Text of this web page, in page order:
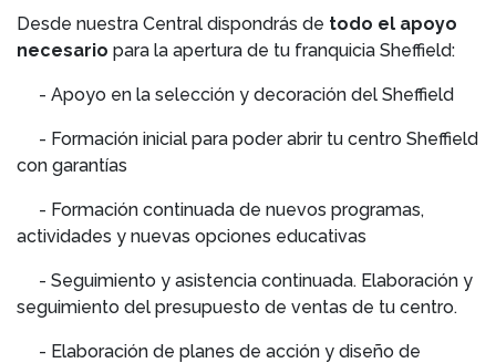
Desde nuestra Central dispondrás de todo el apoyo
necesario para la apertura de tu franquicia Sheffield:
- Apoyo en la selección y decoración del Sheffield
- Formación inicial para poder abrir tu centro Sheffield
con garantías
- Formación continuada de nuevos programas,
actividades y nuevas opciones educativas
- Seguimiento y asistencia continuada. Elaboración y
seguimiento del presupuesto de ventas de tu centro.
- Elaboración de planes de acción y diseño de